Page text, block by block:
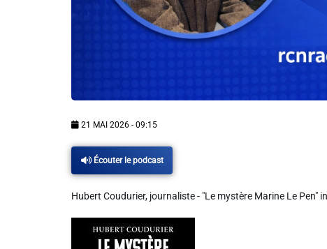
Liens utiles
Shabbat Project
21 MAI 2026 - 09:15
Écouter le podcast
Hubert Coudurier, journaliste - "Le mystère Marine Le Pen"